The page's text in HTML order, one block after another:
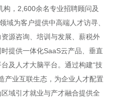
，2,600余名专业招聘顾问及
域为客户提供中高端人才访寻、
源咨询、培训与发展、薪税外
提供一体化SaaS云产品、垂直
及人才大脑平台。通过构建“技
产业互联生态，为企业人才配置
域引才就业与产才融合提供全